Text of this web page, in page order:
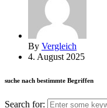
By Vergleich
4. August 2025
suche nach bestimmte Begriffen
Search for: